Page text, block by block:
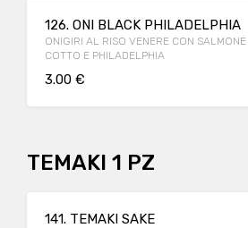
126. ONI BLACK PHILADELPHIA
ONIGIRI AL RISO VENERE CON SALMONE
COTTO E PHILADELPHIA
3.00 €
TEMAKI 1 PZ
141. TEMAKI SAKE